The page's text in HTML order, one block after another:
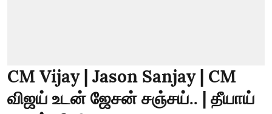
CM Vijay | Jason Sanjay | CM
விஜய் உடன் ஜேசன் சஞ்சய்.. | தீயாய்